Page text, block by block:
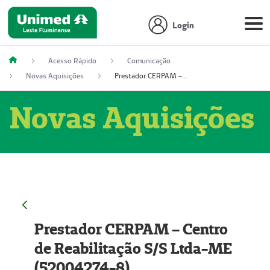
Login
Acesso Rápido
Comunicação
Novas Aquisições
Prestador CERPAM – Centro de Reabilitação S/S Ltda-ME (52004274-8)
Novas Aquisições
Prestador CERPAM – Centro
de Reabilitação S/S Ltda-ME